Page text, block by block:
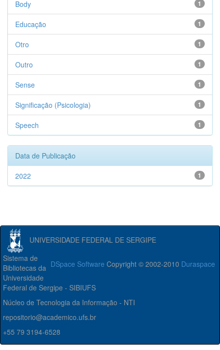
1
Body
1
Educação
1
Otro
1
Outro
1
Sense
1
Significação (Psicologia)
1
Speech
Data de Publicação
1
2022
UNIVERSIDADE FEDERAL DE SERGIPE
DSpace Software Copyright © 2002-2010 Duraspace
Sistema de
Bibliotecas da
Universidade
Federal de Sergipe - SIBIUFS
Núcleo de Tecnologia da Informação - NTI
repositorio@academico.ufs.br
+55 79 3194-6528